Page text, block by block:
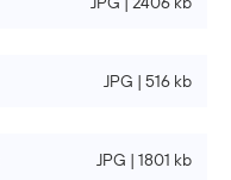
JPG | 516 kb
JPG | 1801 kb